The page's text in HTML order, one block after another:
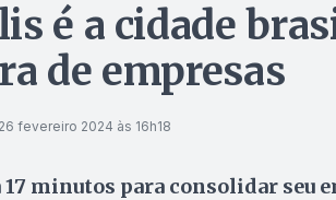
é a cidade
de empresas
26 fevereiro 2024 às 16h18
17 minutos para consolidar seu